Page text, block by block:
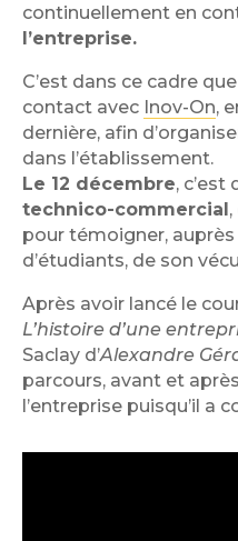
continuellement en
l’entreprise.
C’est dans ce cadre
contact avec Inov-On,
dernière, afin
dans l’établissement.
Le 12 décembre, c’est
technico-commercial
pour témoigner, auprès
d’étudiants, de son
Après avoir lancé le
L’histoire d’une
Saclay d’Alexandre
parcours, avant et
l’entreprise puisqu’il a